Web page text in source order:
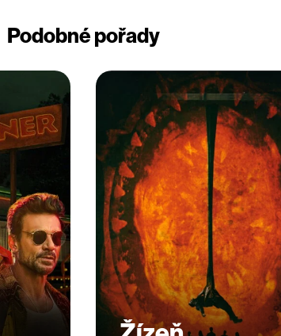
Podobné pořady